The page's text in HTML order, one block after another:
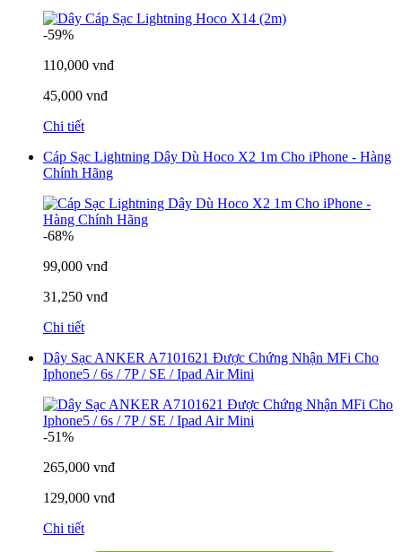
-59%
110,000 vnđ
45,000 vnđ
Chi tiết
Cáp Sạc Lightning Dây Dù Hoco X2 1m Cho iPhone - Hàng
Chính Hãng
-68%
99,000 vnđ
31,250 vnđ
Chi tiết
Dây Sạc ANKER A7101621 Được Chứng Nhận MFi Cho
Iphone5 / 6s / 7P / SE / Ipad Air Mini
-51%
265,000 vnđ
129,000 vnđ
Chi tiết